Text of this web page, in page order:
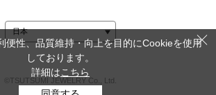
©TSUTSUMI JEWELRY Co., Ltd.
便性、品質維持・向上を目的にCookieを使用
しております。
詳細はこちら